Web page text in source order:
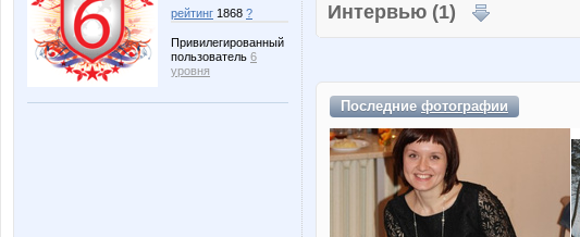
рейтинг 1868 ?
Привилегированный
пользователь 6
уровня
Интервью (1)
Последниефотографии